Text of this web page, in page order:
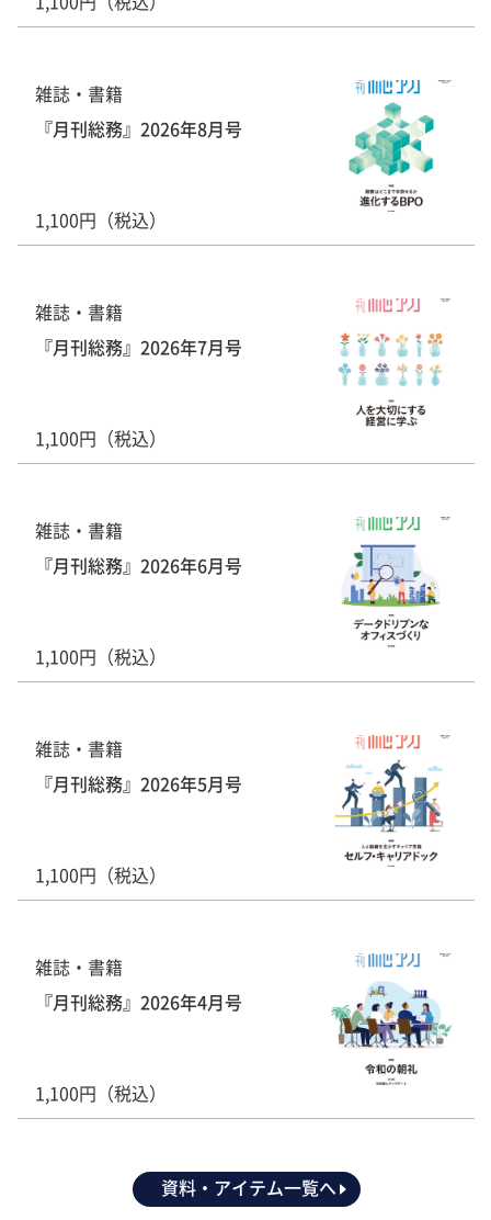
雑誌・書籍
『月刊総務』2026年8月号
1,100円（税込）
雑誌・書籍
『月刊総務』2026年7月号
1,100円（税込）
雑誌・書籍
『月刊総務』2026年6月号
1,100円（税込）
雑誌・書籍
『月刊総務』2026年5月号
1,100円（税込）
雑誌・書籍
『月刊総務』2026年4月号
1,100円（税込）
資料・アイテム一覧へ